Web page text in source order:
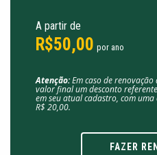
A partir de
R$50,00 por ano
Atenção:Em caso de
valor final um desconto
em seu atual cadastro, com
R$ 20,00.
FAZER